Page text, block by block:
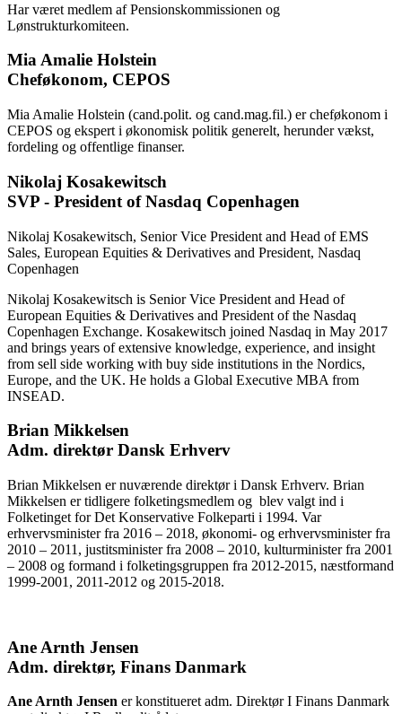
Har været medlem af Pensionskommissionen og
Lønstrukturkomiteen.
Mia Amalie Holstein
Cheføkonom, CEPOS
Mia Amalie Holstein (cand.polit. og cand.mag.fil.) er cheføkonom i
CEPOS og ekspert i økonomisk politik generelt, herunder vækst,
fordeling og offentlige finanser.
Nikolaj Kosakewitsch
SVP - President of Nasdaq Copenhagen
Nikolaj Kosakewitsch, Senior Vice President and Head of EMS
Sales, European Equities & Derivatives and President, Nasdaq
Copenhagen
Nikolaj Kosakewitsch is Senior Vice President and Head of
European Equities & Derivatives and President of the Nasdaq
Copenhagen Exchange. Kosakewitsch joined Nasdaq in May 2017
and brings years of extensive knowledge, experience, and insight
from sell side working with buy side institutions in the Nordics,
Europe, and the UK. He holds a Global Executive MBA from
INSEAD.
Brian Mikkelsen
Adm. direktør Dansk Erhverv
Brian Mikkelsen er nuværende direktør i Dansk Erhverv. Brian
Mikkelsen er tidligere folketingsmedlem og blev valgt ind i
Folketinget for Det Konservative Folkeparti i 1994. Var
erhvervsminister fra 2016 – 2018, økonomi- og erhvervsminister fra
2010 – 2011, justitsminister fra 2008 – 2010, kulturminister fra 2001
– 2008 og formand i folketingsgruppen fra 2012-2015, næstformand
1999-2001, 2011-2012 og 2015-2018.
Ane Arnth Jensen
Adm. direktør, Finans Danmark
Ane Arnth Jensen er konstitueret adm. Direktør I Finans Danmark